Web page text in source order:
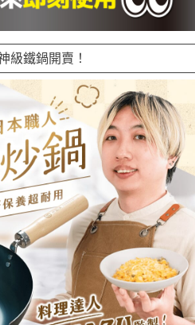
級鐵鍋開賣！